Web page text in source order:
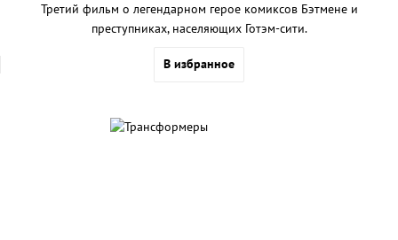
Третий фильм о легендарном герое комиксов Бэтмене и
преступниках, населяющих Готэм-сити.
В избранное